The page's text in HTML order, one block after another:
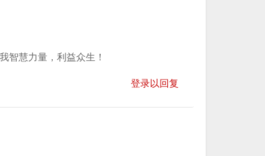
智慧力量，利益众生！
登录以回复